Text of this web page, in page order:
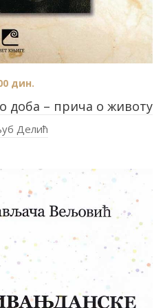
доба – прича о животу
дин.
Делић